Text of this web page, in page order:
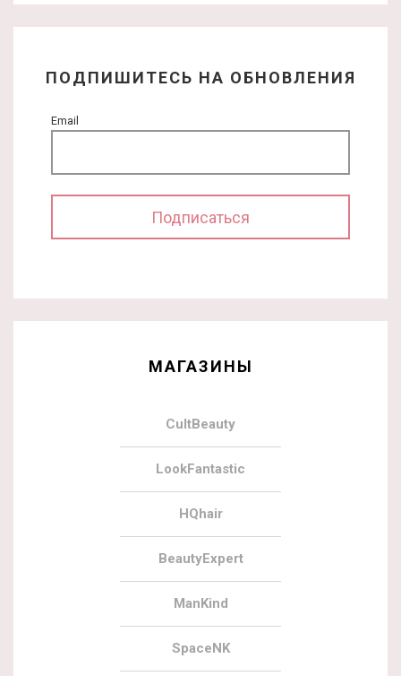
ПОДПИШИТЕСЬ НА ОБНОВЛЕНИЯ
Email
МАГАЗИНЫ
CultBeauty
LookFantastic
HQhair
BeautyExpert
ManKind
SpaceNK